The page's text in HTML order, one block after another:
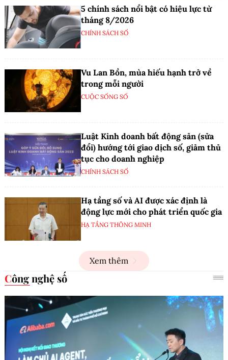
5 chính sách nổi bật có hiệu lực từ
tháng 8/2026
CHÍNH SÁCH SỐ
Vu Lan Bồn, mùa hiếu hạnh trở về
trong mỗi người
CUỘC SỐNG SỐ
Luật Kinh doanh bất động sản (sửa
đổi) hướng tới giao dịch số, giảm thủ
tục cho doanh nghiệp
CHÍNH SÁCH SỐ
Hạ tầng số và AI được xác định là
động lực mới cho phát triển quốc gia
HẠ TẦNG THÔNG MINH
Xem thêm
Công nghệ số